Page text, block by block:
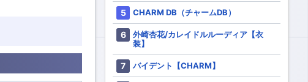
CHARM DB（チャームDB）
外崎杏花/カレイドルルーディア【衣
装】
バイデント【CHARM】